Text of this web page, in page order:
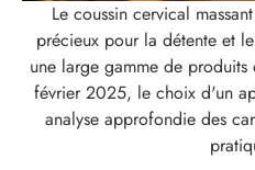
Le coussin cervical
précieux pour la détente et
une large gamme de
février 2025, le choix d'un
analyse approfondie des